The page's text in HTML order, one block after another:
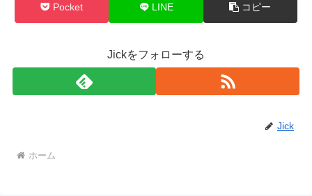
Pocket LINE コピー
Jickをフォローする
Jick
ホーム